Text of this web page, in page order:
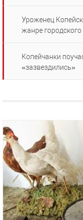
Уроженец
жанре
Копейчанки
«зазвездились»